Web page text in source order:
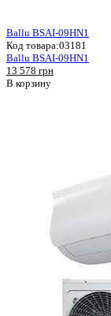
Ballu BSAI-09HN1
Код товара:03181
Ballu BSAI-09HN1
13 578 грн
В корзину